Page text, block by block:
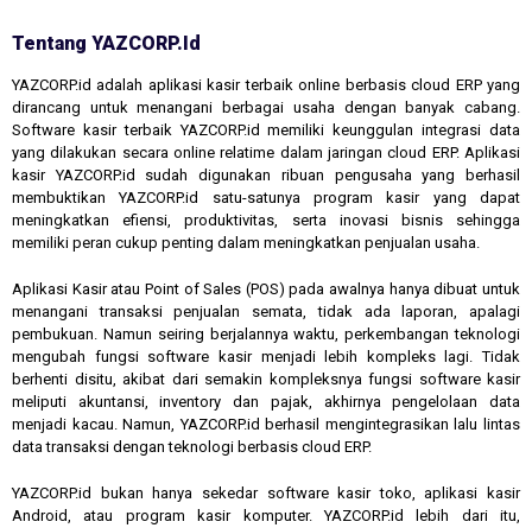
Tentang YAZCORP.id
YAZCORP.id adalah aplikasi kasir terbaik online berbasis cloud ERP yang
dirancang untuk menangani berbagai usaha dengan banyak cabang.
Software kasir terbaik YAZCORP.id memiliki keunggulan integrasi data
yang dilakukan secara online relatime dalam jaringan cloud ERP. Aplikasi
kasir YAZCORP.id sudah digunakan ribuan pengusaha yang berhasil
membuktikan YAZCORP.id satu-satunya program kasir yang dapat
meningkatkan efiensi, produktivitas, serta inovasi bisnis sehingga
memiliki peran cukup penting dalam meningkatkan penjualan usaha.
Aplikasi Kasir atau Point of Sales (POS) pada awalnya hanya dibuat untuk
menangani transaksi penjualan semata, tidak ada laporan, apalagi
pembukuan. Namun seiring berjalannya waktu, perkembangan teknologi
mengubah fungsi software kasir menjadi lebih kompleks lagi. Tidak
berhenti disitu, akibat dari semakin kompleksnya fungsi software kasir
meliputi akuntansi, inventory dan pajak, akhirnya pengelolaan data
menjadi kacau. Namun, YAZCORP.id berhasil mengintegrasikan lalu lintas
data transaksi dengan teknologi berbasis cloud ERP.
YAZCORP.id bukan hanya sekedar software kasir toko, aplikasi kasir
Android, atau program kasir komputer. YAZCORP.id lebih dari itu,